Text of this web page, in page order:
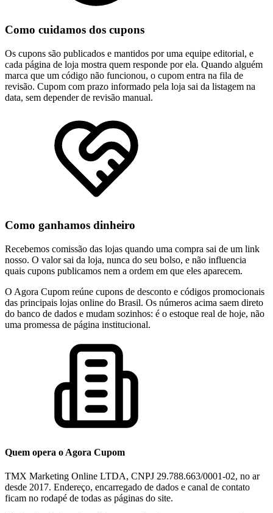
Como cuidamos dos cupons
Os cupons são publicados e mantidos por uma equipe editorial, e
cada página de loja mostra quem responde por ela. Quando alguém
marca que um código não funcionou, o cupom entra na fila de
revisão. Cupom com prazo informado pela loja sai da listagem na
data, sem depender de revisão manual.
Como ganhamos dinheiro
Recebemos comissão das lojas quando uma compra sai de um link
nosso. O valor sai da loja, nunca do seu bolso, e não influencia
quais cupons publicamos nem a ordem em que eles aparecem.
O Agora Cupom reúne cupons de desconto e códigos promocionais
das principais lojas online do Brasil. Os números acima saem direto
do banco de dados e mudam sozinhos: é o estoque real de hoje, não
uma promessa de página institucional.
Quem opera o Agora Cupom
TMX Marketing Online LTDA, CNPJ 29.788.663/0001-02, no ar
desde 2017. Endereço, encarregado de dados e canal de contato
ficam no rodapé de todas as páginas do site.